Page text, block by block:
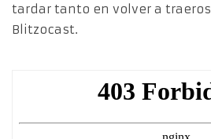
tardar tanto en volver a
Blitzocast.